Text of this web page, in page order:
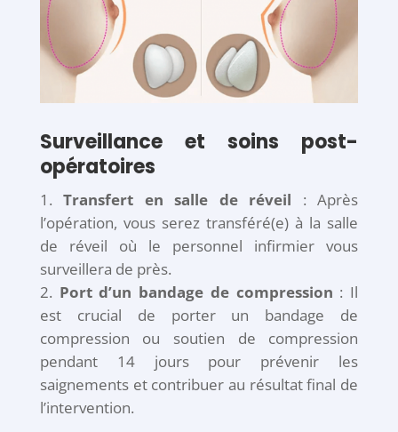
Surveillance et soins post-
opératoires
Transfert en salle de réveil : Après
l’opération, vous serez transféré(e) à la salle
de réveil où le personnel infirmier vous
surveillera de près.
Port d’un bandage de compression : Il
est crucial de porter un bandage de
compression ou soutien de compression
pendant 14 jours pour prévenir les
saignements et contribuer au résultat final de
l’intervention.